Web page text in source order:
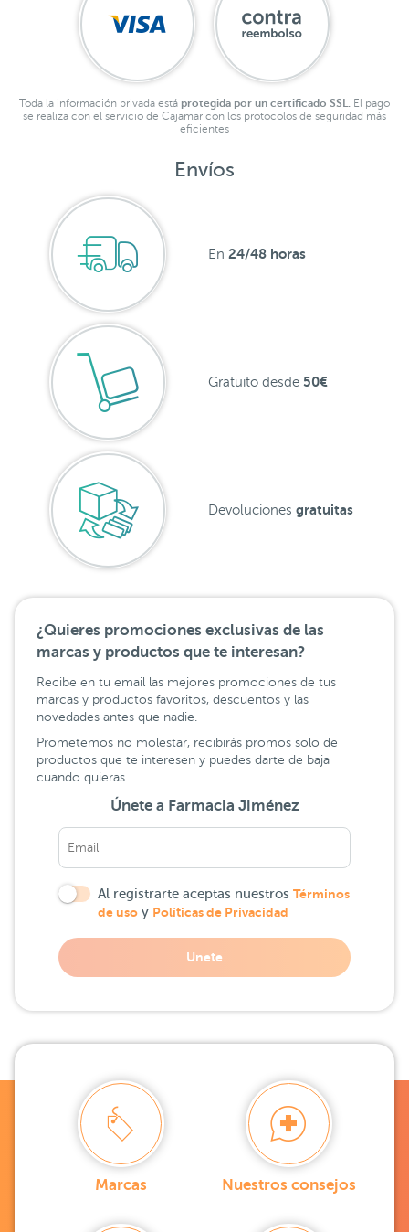
Toda la información privada está protegida por un certificado SSL. El pago
se realiza con el servicio de Cajamar con los protocolos de seguridad más
eficientes
Envíos
En 24/48 horas
Gratuito desde 50€
Devoluciones gratuitas
¿Quieres promociones exclusivas de las
marcas y productos que te interesan?
Recibe en tu email las mejores promociones de tus
marcas y productos favoritos, descuentos y las
novedades antes que nadie.
Prometemos no molestar, recibirás promos solo de
productos que te interesen y puedes darte de baja
cuando quieras.
Únete a Farmacia Jiménez
Al registrarte aceptas nuestros Términos
de uso y Políticas de Privacidad
Unete
Marcas Nuestros consejos